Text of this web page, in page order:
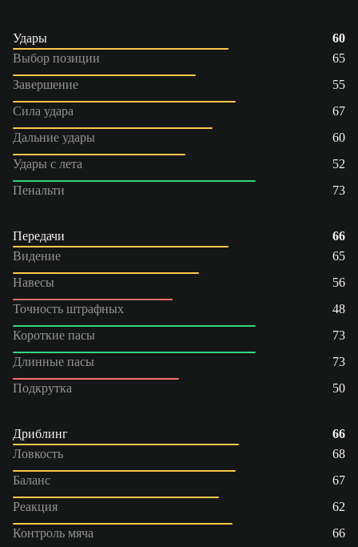
Удары
60
Выбор позиции
65
Завершение
55
Сила удара
67
Дальние удары
60
Удары с лета
52
Пенальти
73
Передачи
66
Видение
65
Навесы
56
Точность штрафных
48
Короткие пасы
73
Длинные пасы
73
Подкрутка
50
Дриблинг
66
Ловкость
68
Баланс
67
Реакция
62
Контроль мяча
66